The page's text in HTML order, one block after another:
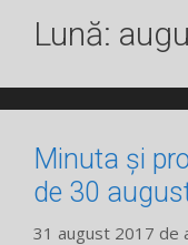
Lună:
Minuta și
de 30
31 august 2017 de